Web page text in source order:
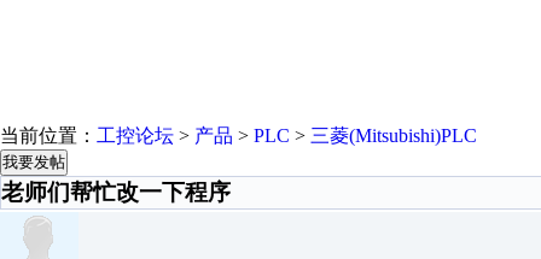
当前位置： 工控论坛 > 产品 > PLC > 三菱(Mitsubishi)PLC
我要发帖
老师们帮忙改一下程序